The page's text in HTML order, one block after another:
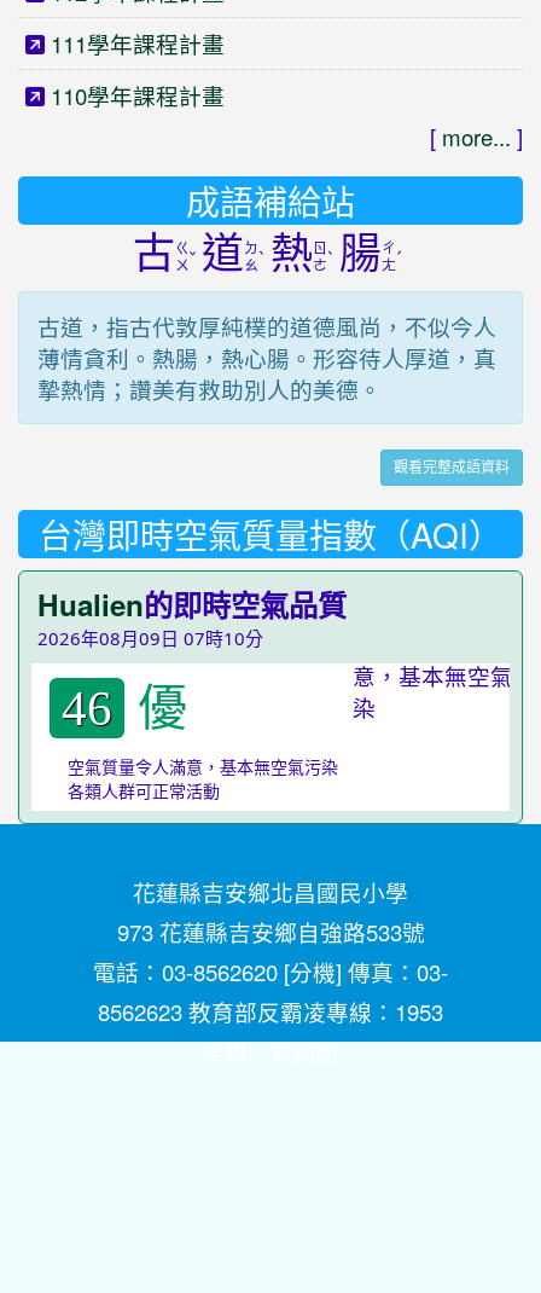
111學年課程計畫
110學年課程計畫
[ more... ]
成語補給站
古ㄍ
ㄨˇ 道ㄉ
ㄠˋ 熱ㄖ
ㄜˋ 腸ㄔ
ㄤˊ
古道，指古代敦厚純樸的道德風尚，不似今人
薄情貪利。熱腸，熱心腸。形容待人厚道，真
摯熱情；讚美有救助別人的美德。
觀看完整成語資料
台灣即時空氣質量指數（AQI）
Hualien的即時空氣品質
2026年08月09日 07時10分
46 優
空氣質量令人滿意，基本無空氣污染
各類人群可正常活動
花蓮縣吉安鄉北昌國民小學
973 花蓮縣吉安鄉自強路533號
電話：03-8562620 [分機] 傳真：03-
8562623 教育部反霸凌專線：1953
維護：資訊組